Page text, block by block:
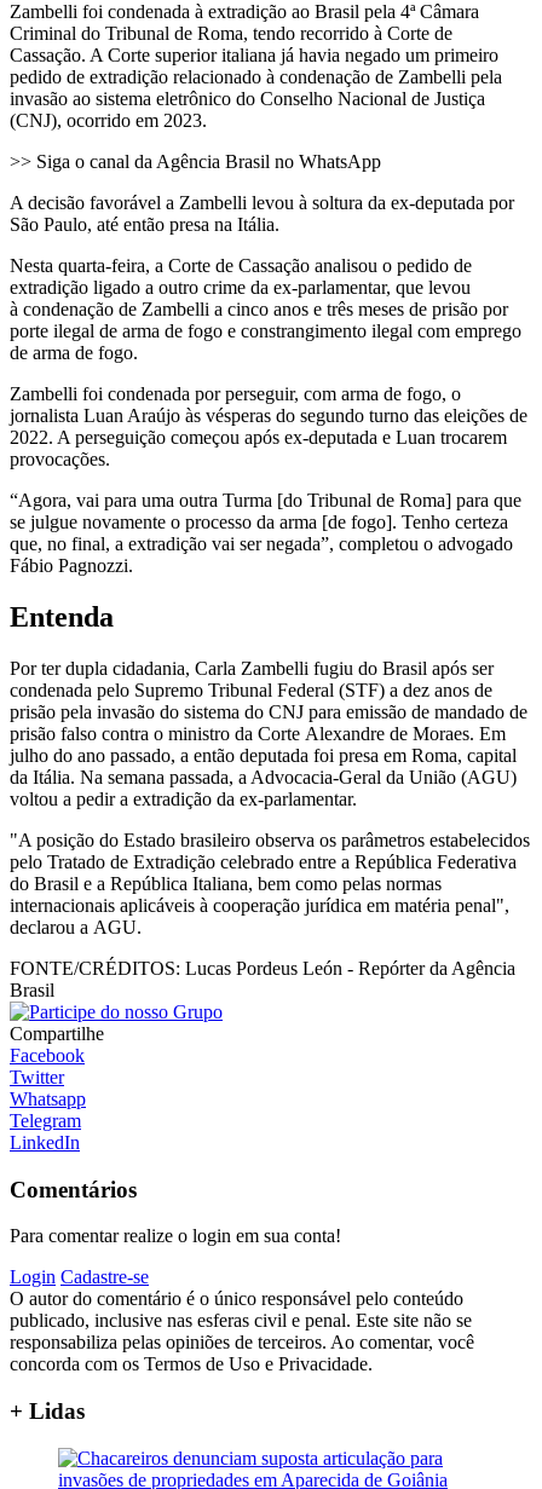
Zambelli foi condenada à extradição ao Brasil pela 4ª Câmara
Criminal do Tribunal de Roma, tendo recorrido à Corte de
Cassação. A Corte superior italiana já havia negado um primeiro
pedido de extradição relacionado à condenação de Zambelli pela
invasão ao sistema eletrônico do Conselho Nacional de Justiça
(CNJ), ocorrido em 2023.
>> Siga o canal da Agência Brasil no WhatsApp
A decisão favorável a Zambelli levou à soltura da ex-deputada por
São Paulo, até então presa na Itália.
Nesta quarta-feira, a Corte de Cassação analisou o pedido de
extradição ligado a outro crime da ex-parlamentar, que levou
à condenação de Zambelli a cinco anos e três meses de prisão por
porte ilegal de arma de fogo e constrangimento ilegal com emprego
de arma de fogo.
Zambelli foi condenada por perseguir, com arma de fogo, o
jornalista Luan Araújo às vésperas do segundo turno das eleições de
2022. A perseguição começou após ex-deputada e Luan trocarem
provocações.
“Agora, vai para uma outra Turma [do Tribunal de Roma] para que
se julgue novamente o processo da arma [de fogo]. Tenho certeza
que, no final, a extradição vai ser negada”, completou o advogado
Fábio Pagnozzi.
Entenda
Por ter dupla cidadania, Carla Zambelli fugiu do Brasil após ser
condenada pelo Supremo Tribunal Federal (STF) a dez anos de
prisão pela invasão do sistema do CNJ para emissão de mandado de
prisão falso contra o ministro da Corte Alexandre de Moraes. Em
julho do ano passado, a então deputada foi presa em Roma, capital
da Itália. Na semana passada, a Advocacia-Geral da União (AGU)
voltou a pedir a extradição da ex-parlamentar.
"A posição do Estado brasileiro observa os parâmetros estabelecidos
pelo Tratado de Extradição celebrado entre a República Federativa
do Brasil e a República Italiana, bem como pelas normas
internacionais aplicáveis à cooperação jurídica em matéria penal",
declarou a AGU.
FONTE/CRÉDITOS: Lucas Pordeus León - Repórter da Agência
Brasil
Compartilhe
Facebook
Twitter
Whatsapp
Telegram
LinkedIn
Comentários
Para comentar realize o login em sua conta!
Login Cadastre-se
O autor do comentário é o único responsável pelo conteúdo
publicado, inclusive nas esferas civil e penal. Este site não se
responsabiliza pelas opiniões de terceiros. Ao comentar, você
concorda com os Termos de Uso e Privacidade.
+ Lidas